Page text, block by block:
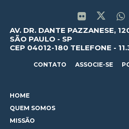
AV. DR. DANTE PAZZANESE,
SÃO PAULO - SP
CEP 04012-180 TELEFONE -
CONTATO ASSOCIE-SE
HOME
QUEM SOMOS
MISSÃO